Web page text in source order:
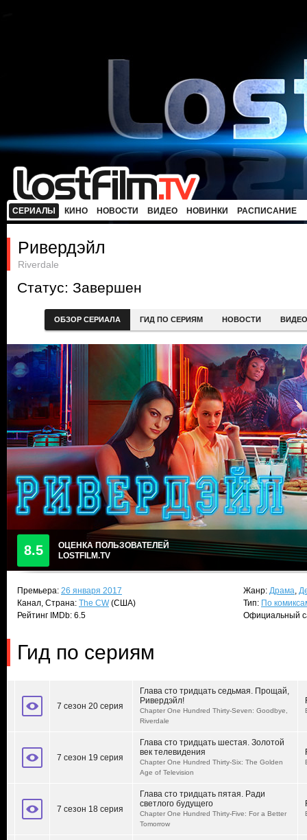
СЕРИАЛЫ КИНО НОВОСТИ ВИДЕО НОВИНКИ РАСПИСАНИЕ
Ривердэйл
Riverdale
Статус: Завершен
ОБЗОР СЕРИАЛА ГИД ПО СЕРИЯМ НОВОСТИ ВИДЕО
8.5
ОЦЕНКА ПОЛЬЗОВАТЕЛЕЙ
LOSTFILM.TV
Премьера: 26 января 2017
Канал, Страна: The CW(США)
Рейтинг IMDb: 6.5
Жанр: Драма,
Тип: По
Официальный
Гид по сериям
7 сезон 20 серия
Глава сто тридцать седьмая. Прощай,
Ривердэйл!
Chapter One Hundred Thirty-Seven: Goodbye,
Riverdale
7 сезон 19 серия
Глава сто тридцать шестая. Золотой
век телевидения
Chapter One Hundred Thirty-Six: The Golden
Age of Television‎
7 сезон 18 серия
Глава сто тридцать пятая. Ради
светлого будущего
Chapter One Hundred Thirty-Five: For a Better
Tomorrow